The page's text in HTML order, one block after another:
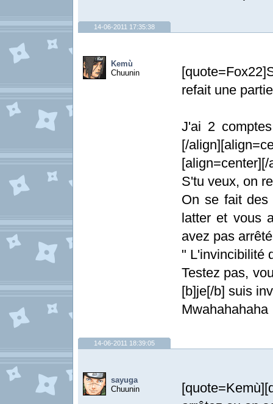
14-06-2011 17:35:38
Kemù
Chuunin
refait une
J'ai 2
[/
S'tu veux, on
On se fait des
latter et vous
avez pas
" L'invincibilité
Testez pas,
[b]je[/b] suis
Mwahahahaha
14-06-2011 18:39:05
sayuga
Chuunin